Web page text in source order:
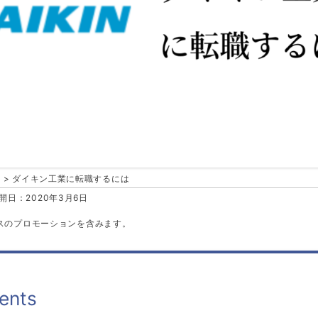
ダイキン工業に転職するには
日：2020年3月6日
プロモーションを含みます。